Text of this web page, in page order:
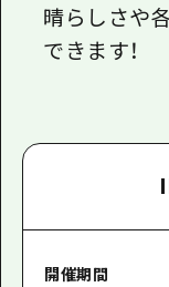
晴らしさや
できます！
開催期間